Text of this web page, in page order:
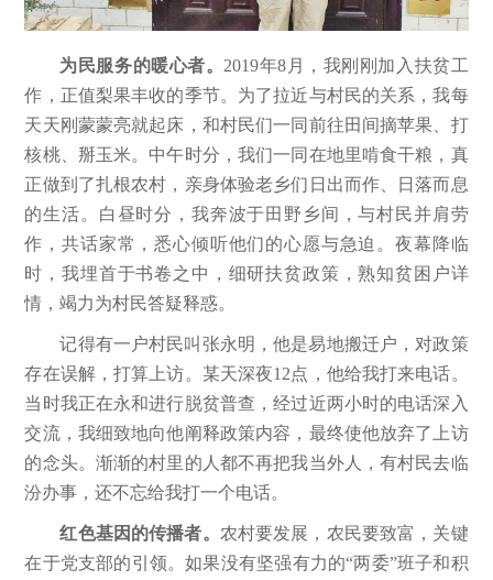
为 民服务的暖心者。 2019年8月，我刚刚加入扶贫工
作，正值梨果丰收的季节。为了拉近与村民的关系，我每
天天刚蒙蒙亮就起床，和村民们一同前往田间摘苹果、打
核桃、掰玉米。中午时分，我们一同在地里啃食干粮，真
正做到了扎根农村，亲身体验老乡们日出而作、日落而息
的生活。白昼时分，我奔波于田野乡间，与村民并肩劳
作，共话家常，悉心倾听他们的心愿与急迫。夜幕降临
时，我埋首于书卷之中，细研扶贫政策，熟知贫困户详
情，竭力为村民答疑释惑。
记得有一户村民叫张永明，他是易地搬迁户，对政策
存在误解，打算上访。某天深夜12点，他给我打来电话。
当时我正在永和进行脱贫普查，经过近两小时的电话深入
交流，我细致地向他阐释政策内容，最终使他放弃了上访
的念头。渐渐的村里的人都不再把我当外人，有村民去临
汾办事，还不忘给我打一个电话。
红色基因的传播者。 农村要发展，农民要致富，关键
在于党支部的引领。如果没有坚强有力的“两委”班子和积